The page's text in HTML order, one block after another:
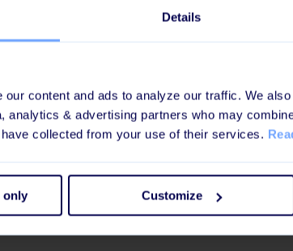
Details
content and ads to analyze our traffic. We
analytics & advertising partners who may
collected from your use of their services.
only Customize
løse opgaver, der løbende giver dem
til sidst.
igennem. Lederne især har fortalt mig, at
til hvad Arbejdernes Landsbank er,
professionel,”
Landsbank